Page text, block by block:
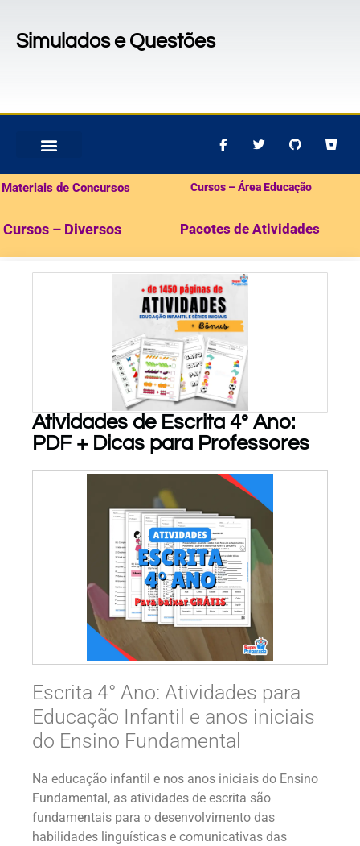
Simulados e Questões
Materiais de Concursos Cursos – Área Educação
Cursos – Diversos Pacotes de Atividades
PARA BAIXAR!
Atividades de Escrita 4° Ano:
PDF + Dicas para Professores
Escrita 4° Ano: Atividades para
Educação Infantil e anos iniciais
do Ensino Fundamental
Na educação infantil e nos anos iniciais do Ensino
Fundamental, as atividades de escrita são
fundamentais para o desenvolvimento das
habilidades linguísticas e comunicativas das